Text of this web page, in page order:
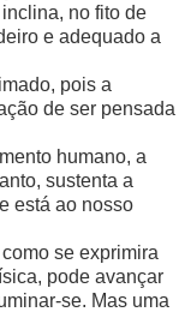
no fito de
e adequado a
pois a
de ser pensada
humano, a
sustenta a
está ao nosso
se exprimira
pode avançar
se. Mas uma